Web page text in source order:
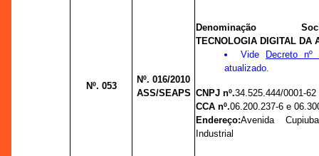
Nº. 053
Nº. 016/2010
ASS/SEAPS
Denominação
TECNOLOGIA DIGITAL DA
Vide
Decreto nº
atualizado.
CNPJ nº.34.525.444/0001-62
CCA nº.06.200.237-6 e
Endereço:Avenida
Industrial